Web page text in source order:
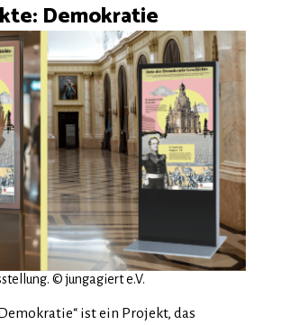
Demokratie
© jungagiert e.V.
ist ein Projekt, das